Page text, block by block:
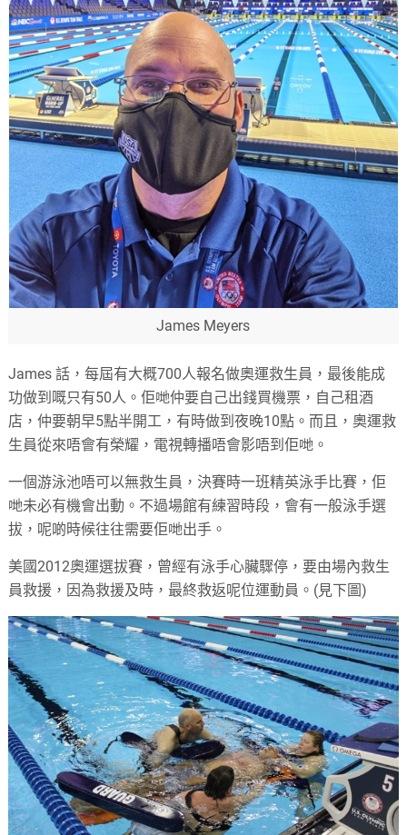
James Meyers
James 話，每屆有大概700人報名做奧運救生員，最後能成
功做到嘅只有50人。佢哋仲要自己出錢買機票，自己租酒
店，仲要朝早5點半開工，有時做到夜晚10點。而且，奧運救
生員從來唔會有榮耀，電視轉播唔會影唔到佢哋。
一個游泳池唔可以無救生員，決賽時一班精英泳手比賽，佢
哋未必有機會出動。不過場館有練習時段，會有一般泳手選
拔，呢啲時候往往需要佢哋出手。
美國2012奧運選拔賽，曾經有泳手心臟驟停，要由場內救生
員救援，因為救援及時，最終救返呢位運動員。(見下圖)